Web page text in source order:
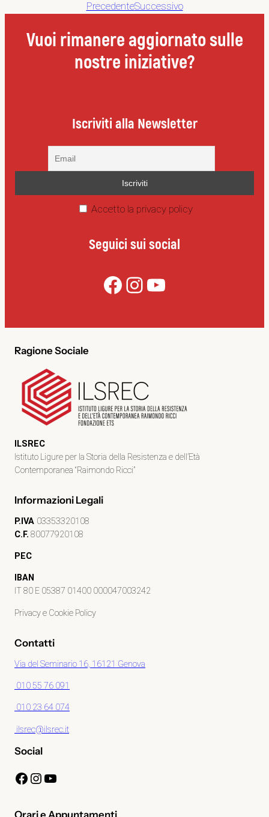
PrecedenteSuccessivo
Vuoi rimanere aggiornato sulle
nostre iniziative?
Iscriviti alla Newsletter
Accetto la privacy policy
Seguici sui social
Facebook InstagramYouTube
Ragione Sociale
ILSREC
Istituto Ligure per la Storia della Resistenza e dell’Età
Contemporanea “Raimondo Ricci”
Informazioni Legali
P.IVA 03353320108
C.F. 80077920108
PEC
IBAN
IT 80 E 05387 01400 000047003242
Privacy e Cookie Policy
Contatti
Via del Seminario 16, 16121 Genova
010 55 76 091
010 23 64 074
ilsrec@ilsrec.it
Social
Facebook InstagramYouTube